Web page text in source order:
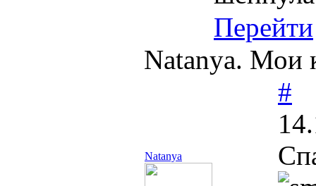
Перейти
Natanya. Мои
Natanya
#